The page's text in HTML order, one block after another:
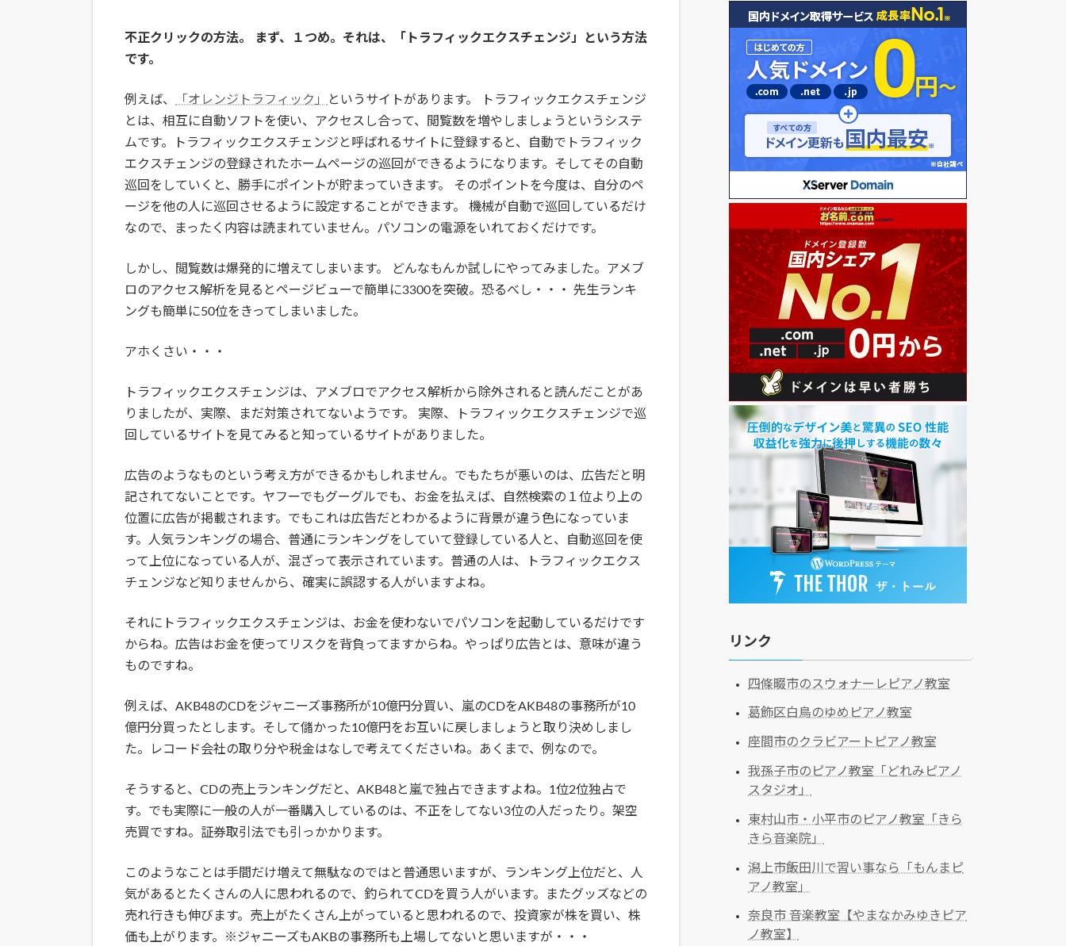
不正クリックの方法。 まず、１つめ。それは、「トラフィックエクスチェンジ」という方法
です。
例えば、 「オレンジトラフィック」
というサイトがあります。 トラフィックエクスチェンジ
とは、相互に自動ソフトを使い、アクセスし合って、閲覧数を増やしましょうというシステ
ムです。トラフィックエクスチェンジと呼ばれるサイトに登録すると、自動でトラフィック
エクスチェンジの登録されたホームページの巡回ができるようになります。そしてその自動
巡回をしていくと、勝手にポイントが貯まっていきます。 そのポイントを今度は、自分のペ
ージを他の人に巡回させるように設定することができます。 機械が自動で巡回しているだけ
なので、まったく内容は読まれていません。パソコンの電源をいれておくだけです。
しかし、閲覧数は爆発的に増えてしまいます。 どんなもんか試しにやってみました。アメブ
ロのアクセス解析を見るとページビューで簡単に3300を突破。恐るべし・・・ 先生ランキ
ングも簡単に50位をきってしまいました。
アホくさい・・・
トラフィックエクスチェンジは、アメブロでアクセス解析から除外されると読んだことがあ
りましたが、実際、まだ対策されてないようです。 実際、トラフィックエクスチェンジで巡
回しているサイトを見てみると知っているサイトがありました。
広告のようなものという考え方ができるかもしれません。でもたちが悪いのは、広告だと明
記されてないことです。ヤフーでもグーグルでも、お金を払えば、自然検索の１位より上の
位置に広告が掲載されます。でもこれは広告だとわかるように背景が違う色になっていま
す。人気ランキングの場合、普通にランキングをしていて登録している人と、自動巡回を使
って上位になっている人が、混ざって表示されています。普通の人は、トラフィックエクス
チェンジなど知りませんから、確実に誤認する人がいますよね。
それにトラフィックエクスチェンジは、お金を使わないでパソコンを起動しているだけです
からね。広告はお金を使ってリスクを背負ってますからね。やっぱり広告とは、意味が違う
ものですね。
例えば、AKB48のCDをジャニーズ事務所が10億円分買い、嵐のCDをAKB48の事務所が10
億円分買ったとします。そして儲かった10億円をお互いに戻しましょうと取り決めしまし
た。レコード会社の取り分や税金はなしで考えてくださいね。あくまで、例なので。
そうすると、CDの売上ランキングだと、AKB48と嵐で独占できますよね。1位2位独占で
す。でも実際に一般の人が一番購入しているのは、不正をしてない3位の人だったり。架空
売買ですね。証券取引法でも引っかかります。
このようなことは手間だけ増えて無駄なのではと普通思いますが、ランキング上位だと、人
気があるとたくさんの人に思われるので、釣られてCDを買う人がいます。またグッズなどの
売れ行きも伸びます。売上がたくさん上がっていると思われるので、投資家が株を買い、株
価も上がります。※ジャニーズもAKBの事務所も上場してないと思いますが・・・
リンク
四條畷市のスウォナーレピアノ教室
葛飾区白鳥のゆめピアノ教室
座間市のクラビアートピアノ教室
我孫子市のピアノ教室「どれみピアノ
スタジオ」
東村山市・小平市のピアノ教室「きら
きら音楽院」
潟上市飯田川で習い事なら「もんまピ
アノ教室」
奈良市 音楽教室【やまなかみゆきピア
ノ教室】